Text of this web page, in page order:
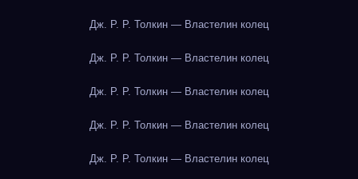
Дж. Р. Р. Толкин — Властелин колец
Дж. Р. Р. Толкин — Властелин колец
Дж. Р. Р. Толкин — Властелин колец
Дж. Р. Р. Толкин — Властелин колец
Дж. Р. Р. Толкин — Властелин колец